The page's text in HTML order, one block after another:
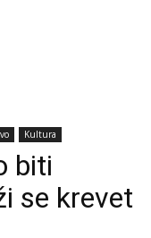
Kultura
biti
se krevet